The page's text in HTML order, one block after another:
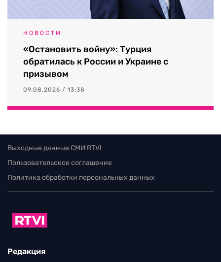
НОВОСТИ
«Остановить войну»: Турция
обратилась к России и Украине с
призывом
09.08.2026 / 13:38
Выходные данные СМИ RTVI
Пользовательское соглашение
Политика обработки персональных данных
Редакция